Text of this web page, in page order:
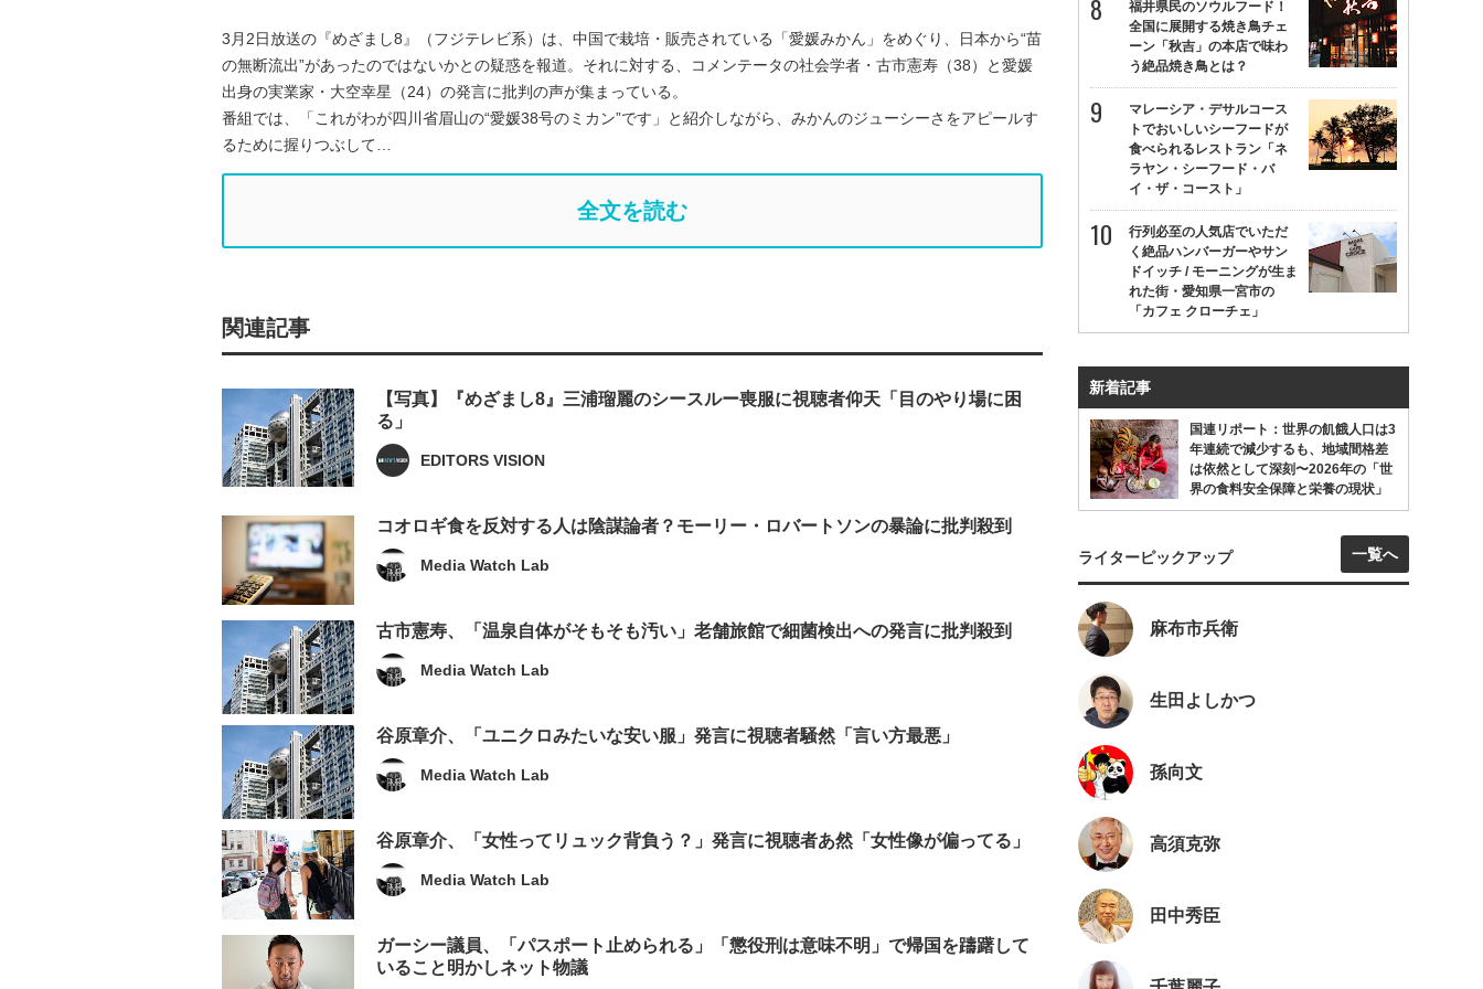
3月2日放送の『めざまし8』（フジテレビ系）は、中国で栽培・販売されている「愛媛みかん」をめぐり、日本から“苗
の無断流出”があったのではないかとの疑惑を報道。それに対する、コメンテータの社会学者・古市憲寿（38）と愛媛
出身の実業家・大空幸星（24）の発言に批判の声が集まっている。
番組では、「これがわが四川省眉山の“愛媛38号のミカン”です」と紹介しながら、みかんのジューシーさをアピールす
るために握りつぶして…
全文を読む
関連記事
【写真】『めざまし8』三浦瑠麗のシースルー喪服に視聴者仰天「目のやり場に困
る」
EDITORS VISION
コオロギ食を反対する人は陰謀論者？モーリー・ロバートソンの暴論に批判殺到
Media Watch Lab
古市憲寿、「温泉自体がそもそも汚い」老舗旅館で細菌検出への発言に批判殺到
Media Watch Lab
谷原章介、「ユニクロみたいな安い服」発言に視聴者騒然「言い方最悪」
Media Watch Lab
谷原章介、「女性ってリュック背負う？」発言に視聴者あ然「女性像が偏ってる」
Media Watch Lab
ガーシー議員、「パスポート止められる」「懲役刑は意味不明」で帰国を躊躇して
いること明かしネット物議
福井県民のソウルフード！
全国に展開する焼き鳥チェ
ーン「秋吉」の本店で味わ
う絶品焼き鳥とは？
マレーシア・デサルコース
トでおいしいシーフードが
食べられるレストラン「ネ
ラヤン・シーフード・バ
イ・ザ・コースト」
行列必至の人気店でいただ
く絶品ハンバーガーやサン
ドイッチ / モーニングが生ま
れた街・愛知県一宮市の
「カフェ クローチェ」
新着記事
国連リポート：世界の飢餓人口は3
年連続で減少するも、地域間格差
は依然として深刻〜2026年の「世
界の食料安全保障と栄養の現状」
ライターピックアップ 一覧へ
麻布市兵衛
生田よしかつ
孫向文
高須克弥
田中秀臣